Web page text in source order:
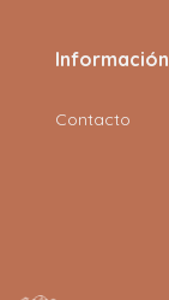
Información
Contacto